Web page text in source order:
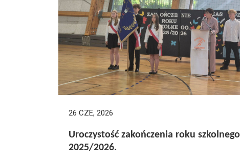
26 CZE, 2026
Uroczystość zakończenia roku szkolnego
2025/2026.